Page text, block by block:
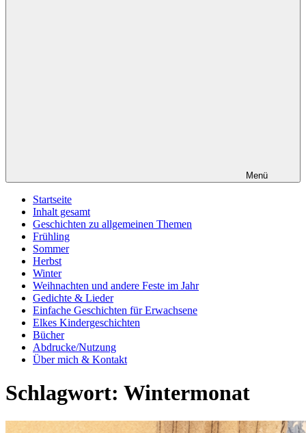
Menü
Startseite
Inhalt gesamt
Geschichten zu allgemeinen Themen
Frühling
Sommer
Herbst
Winter
Weihnachten und andere Feste im Jahr
Gedichte & Lieder
Einfache Geschichten für Erwachsene
Elkes Kindergeschichten
Bücher
Abdrucke/Nutzung
Über mich & Kontakt
Schlagwort: Wintermonat